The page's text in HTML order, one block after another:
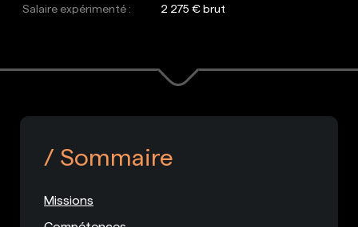
Salaire expérimenté : 2 275 € brut
Sommaire
Missions